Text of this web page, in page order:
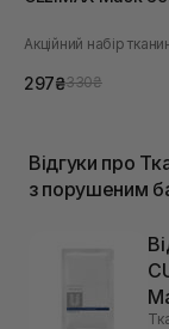
Акційний набір
297₴330₴
Відгуки про
з порушеним